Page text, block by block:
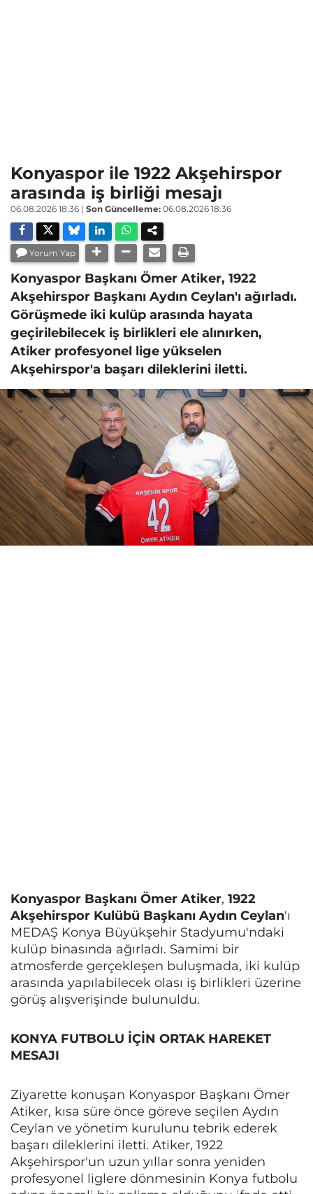
Konyaspor ile 1922 Akşehirspor
arasında iş birliği mesajı
06.08.2026 18:36 | Son Güncelleme: 06.08.2026 18:36
Yorum Yap
Konyaspor Başkanı Ömer Atiker, 1922
Akşehirspor Başkanı Aydın Ceylan'ı ağırladı.
Görüşmede iki kulüp arasında hayata
geçirilebilecek iş birlikleri ele alınırken,
Atiker profesyonel lige yükselen
Akşehirspor'a başarı dileklerini iletti.
Konyaspor Başkanı Ömer Atiker, 1922
Akşehirspor Kulübü Başkanı Aydın Ceylan'ı
MEDAŞ Konya Büyükşehir Stadyumu'ndaki
kulüp binasında ağırladı. Samimi bir
atmosferde gerçekleşen buluşmada, iki kulüp
arasında yapılabilecek olası iş birlikleri üzerine
görüş alışverişinde bulunuldu.
KONYA FUTBOLU İÇİN ORTAK HAREKET
MESAJI
Ziyarette konuşan Konyaspor Başkanı Ömer
Atiker, kısa süre önce göreve seçilen Aydın
Ceylan ve yönetim kurulunu tebrik ederek
başarı dileklerini iletti. Atiker, 1922
Akşehirspor'un uzun yıllar sonra yeniden
profesyonel liglere dönmesinin Konya futbolu